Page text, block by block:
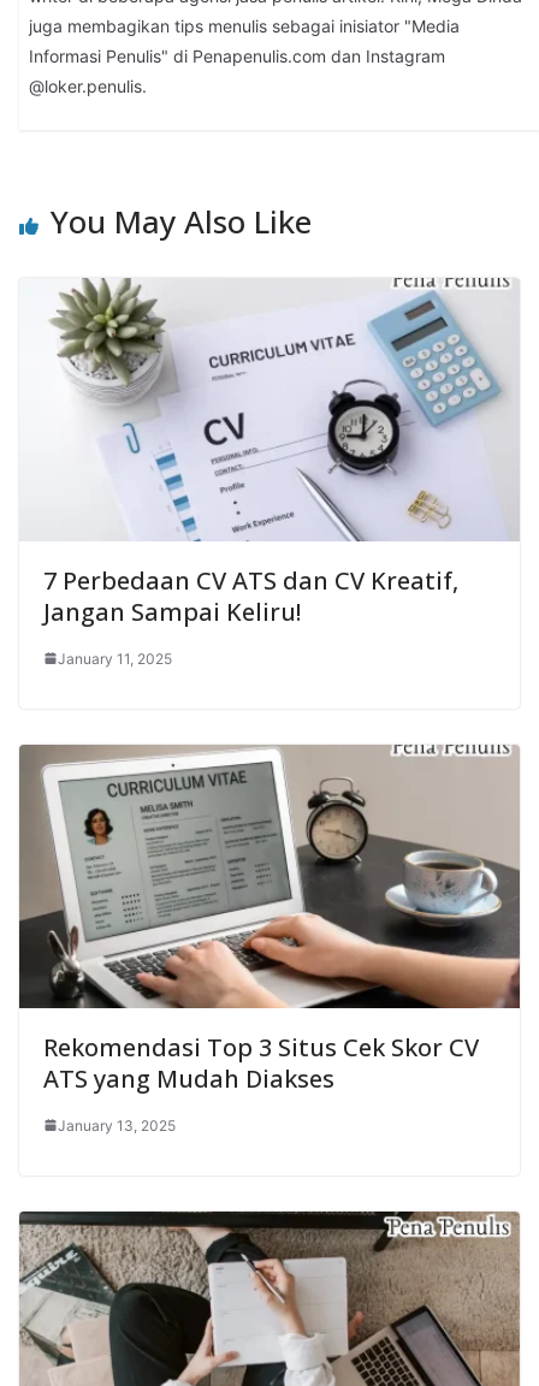
juga membagikan tips menulis sebagai inisiator "Media
Informasi Penulis" di Penapenulis.com dan Instagram
@loker.penulis.
You May Also Like
7 Perbedaan CV ATS dan CV Kreatif,
Jangan Sampai Keliru!
January 11, 2025
Rekomendasi Top 3 Situs Cek Skor CV
ATS yang Mudah Diakses
January 13, 2025